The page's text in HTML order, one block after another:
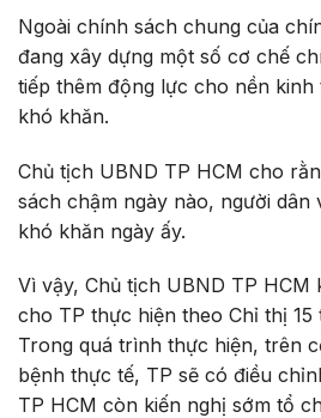
Ngoài chính sách chung của
đang xây dựng một số cơ chế
tiếp thêm động lực cho nền kinh
khó khăn.
Chủ tịch UBND TP HCM cho
sách chậm ngày nào, người dân
khó khăn ngày ấy.
Vì vậy, Chủ tịch UBND TP HCM
cho TP thực hiện theo Chỉ thị 15
Trong quá trình thực hiện, trên
bệnh thực tế, TP sẽ có điều
TP HCM còn kiến nghị sớm tổ